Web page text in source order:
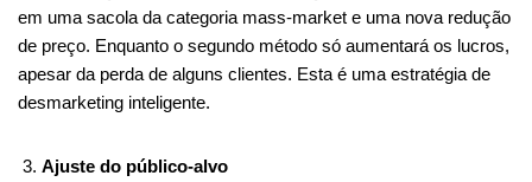
em uma sacola da categoria mass-market e uma nova redução
de preço. Enquanto o segundo método só aumentará os lucros,
apesar da perda de alguns clientes. Esta é uma estratégia de
desmarketing inteligente.
Ajuste do público-alvo